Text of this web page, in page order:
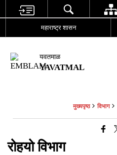
महाराष्ट्र शासन
यवतमाळ
YAVATMAL
मुख्यपृष्ठ विभाग
रोहयो विभाग